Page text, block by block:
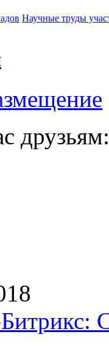
Научные труды
друзьям: